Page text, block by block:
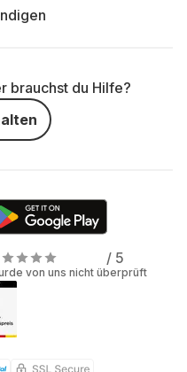
brauchst du Hilfe?
/ 5
von uns nicht überprüft